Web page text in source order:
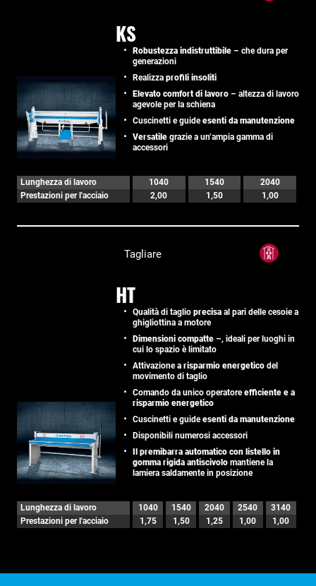
KS
Robustezza indistruttibile – che dura per
generazioni
Realizza profili insoliti
Elevato comfort di lavoro – altezza di lavoro
agevole per la schiena
Cuscinetti e guideesenti da manutenzione
Versatile grazie a un’ampia gamma di
accessori
Lunghezza di lavoro 1040 1540
2040
Prestazioni per l'acciaio
2,00 1,50 1,00
Tagliare
HT
Qualità di taglio precisa al pari delle cesoie a
ghigliottina a motore
Dimensioni compatte –, ideali per luoghi in
cui lo spazio è limitato
Attivazionea risparmio energetico del
movimento di taglio
Comando da unico operatoreefficiente e a
risparmio energetico
Cuscinetti e guideesenti da manutenzione
Disponibili numerosi accessori
Il premibarra automatico con listello in
gomma rigida antiscivolo mantiene la
lamiera saldamente in posizione
Lunghezza di lavoro 1040 1540 2040 2540
3140
Prestazioni per l'acciaio
1,75 1,50 1,25 1,00 1,00